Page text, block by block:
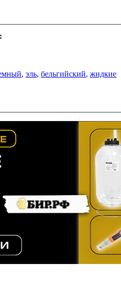
, эль, бельгийский, жидкие